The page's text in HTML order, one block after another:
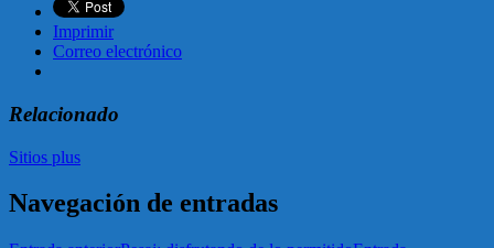
Imprimir
Correo electrónico
Relacionado
Sitios plus
Navegación de entradas